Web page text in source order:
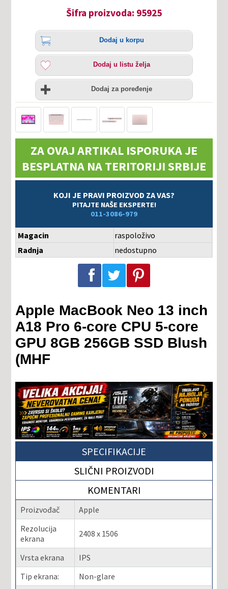
Šifra proizvoda: 95925
Količina
Dodaj
korpu
Dodaj u korpu
Dodaj
listu
želja
Dodaj u listu želja
Uporedi
Dodaj za poređenje
ZA OVAJ ARTIKAL ISPORUKA JE
BESPLATNA NA TERITORIJI SRBIJE
KOJI JE PRAVI PROIZVOD ZA VAS?
PITAJTE NAŠE EKSPERTE!
011-3086-979
Magacin
raspoloživo
Radnja
nedostupno
Podeli na Facebook-u Podeli na Twitter-u Podeli na Pinterest-u
Apple MacBook Neo 13 inch
A18 Pro 6-core CPU 5-core
GPU 8GB 256GB SSD Blush
(MHF
SPECIFIKACIJE
SLIČNI PROIZVODI
KOMENTARI
Proizvođač
Apple
Rezolucija
ekrana
2408 x 1506
Vrsta ekrana
IPS
Tip ekrana:
Non-glare